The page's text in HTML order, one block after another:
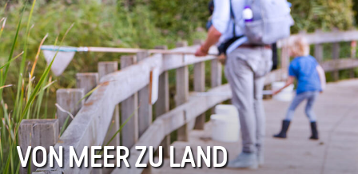
VON MEER ZU LAND